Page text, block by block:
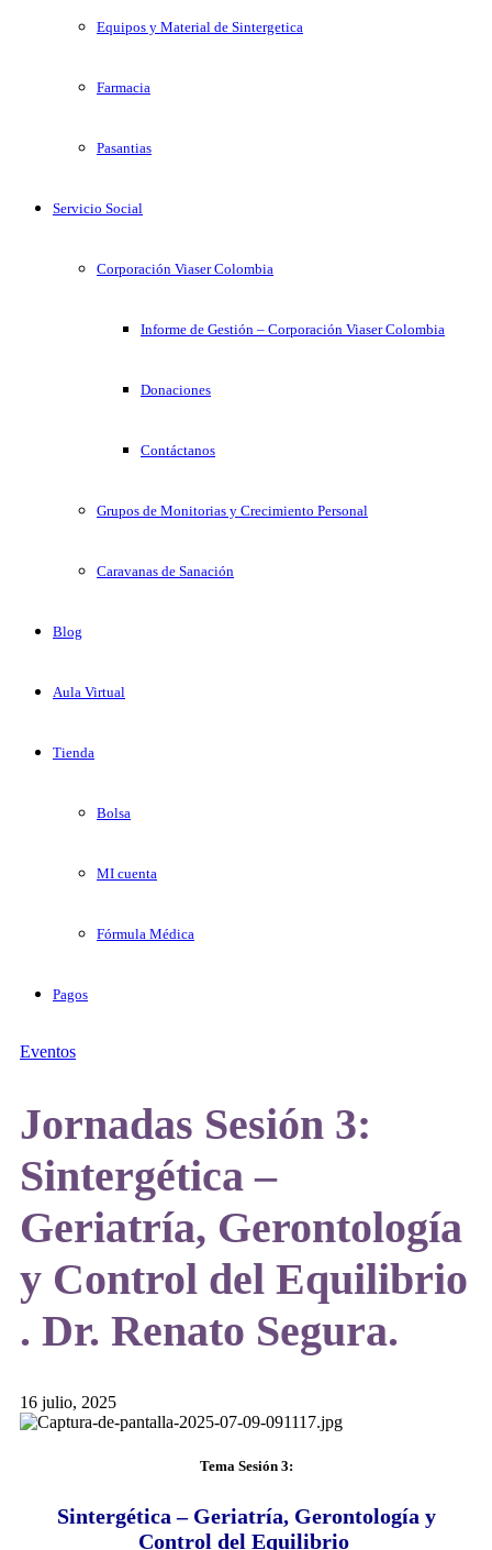
Equipos y Material de Sintergetica
Farmacia
Pasantias
Servicio Social
Corporación Viaser Colombia
Informe de Gestión – Corporación Viaser Colombia
Donaciones
Contáctanos
Grupos de Monitorias y Crecimiento Personal
Caravanas de Sanación
Blog
Aula Virtual
Tienda
Bolsa
MI cuenta
Fórmula Médica
Pagos
Eventos
Jornadas Sesión 3:
Sintergética –
Geriatría, Gerontología
y Control del Equilibrio
. Dr. Renato Segura.
16 julio, 2025
Tema Sesión 3:
Sintergética – Geriatría, Gerontología y
Control del Equilibrio